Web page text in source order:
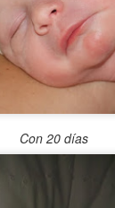
Con 20 días